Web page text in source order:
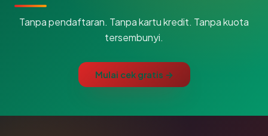
Tanpa pendaftaran. Tanpa kartu kredit. Tanpa kuota
tersembunyi.
Mulai cek gratis →